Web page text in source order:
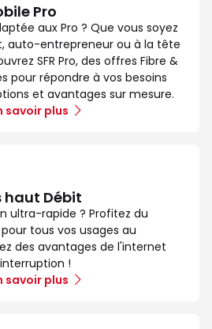
Pro
aux Pro ? Que vous soyez
auto-entrepreneur ou à la tête
SFR Pro, des offres Fibre &
pour répondre à vos besoins
et avantages sur mesure.
savoir plus
haut Débit
ultra-rapide ? Profitez du
tous vos usages au
des avantages de l'internet
!
savoir plus